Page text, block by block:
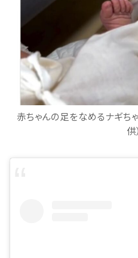
赤ちゃんの足をなめるナギち
供）